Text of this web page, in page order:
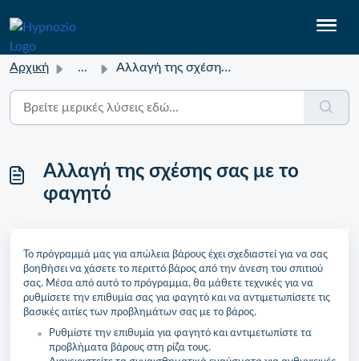
Αρχική ... Αλλαγή της σχέσης σας με το φαγητό
Αλλαγή της σχέσης σας με το
φαγητό
Το πρόγραμμά μας για απώλεια βάρους έχει σχεδιαστεί για να σας
βοηθήσει να χάσετε το περιττό βάρος από την άνεση του σπιτιού
σας. Μέσα από αυτό το πρόγραμμα, θα μάθετε τεχνικές για να
ρυθμίσετε την επιθυμία σας για φαγητό και να αντιμετωπίσετε τις
βασικές αιτίες των προβλημάτων σας με το βάρος.
Ρυθμίστε την επιθυμία για φαγητό και αντιμετωπίστε τα
προβλήματα βάρους στη ρίζα τους.